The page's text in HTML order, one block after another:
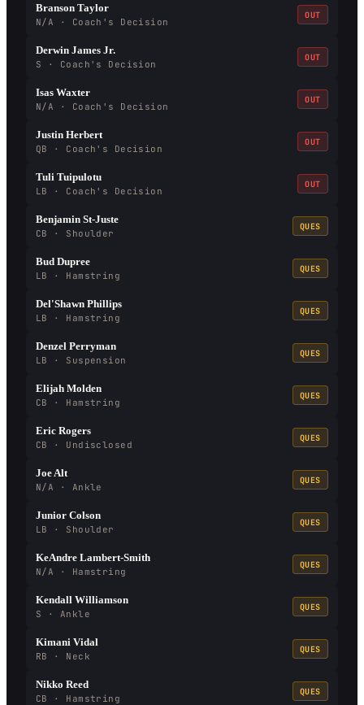
Branson Taylor
N/A · Coach's Decision
OUT
Derwin James Jr.
S · Coach's Decision
OUT
Isas Waxter
N/A · Coach's Decision
OUT
Justin Herbert
QB · Coach's Decision
OUT
Tuli Tuipulotu
LB · Coach's Decision
OUT
Benjamin St-Juste
CB · Shoulder
QUES
Bud Dupree
LB · Hamstring
QUES
Del'Shawn Phillips
LB · Hamstring
QUES
Denzel Perryman
LB · Suspension
QUES
Elijah Molden
CB · Hamstring
QUES
Eric Rogers
CB · Undisclosed
QUES
Joe Alt
N/A · Ankle
QUES
Junior Colson
LB · Shoulder
QUES
KeAndre Lambert-Smith
N/A · Hamstring
QUES
Kendall Williamson
S · Ankle
QUES
Kimani Vidal
RB · Neck
QUES
Nikko Reed
CB · Hamstring
QUES